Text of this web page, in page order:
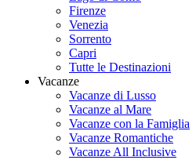
Firenze
Venezia
Sorrento
Capri
Tutte le Destinazioni
Vacanze
Vacanze di Lusso
Vacanze al Mare
Vacanze con la Famiglia
Vacanze Romantiche
Vacanze All Inclusive